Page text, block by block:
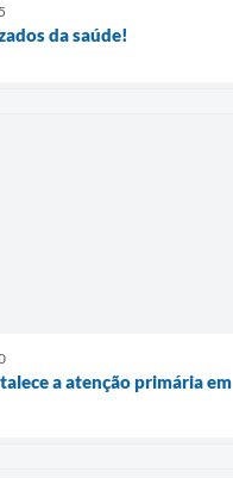
da saúde!
a atenção primária em